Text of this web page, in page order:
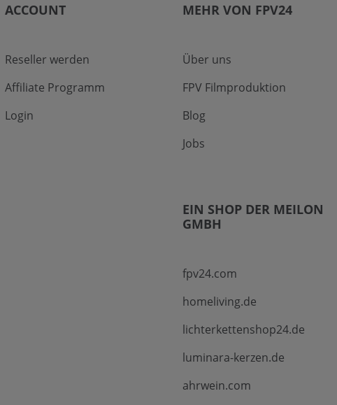
ACCOUNT
Reseller werden
Affiliate Programm
Login
MEHR VON FPV24
Über uns
FPV Filmproduktion
Blog
Jobs
EIN SHOP DER MEILON
GMBH
fpv24.com
homeliving.de
lichterkettenshop24.de
luminara-kerzen.de
ahrwein.com